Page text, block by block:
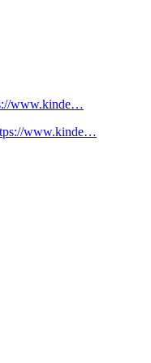
www.kinde…
www.kinde…